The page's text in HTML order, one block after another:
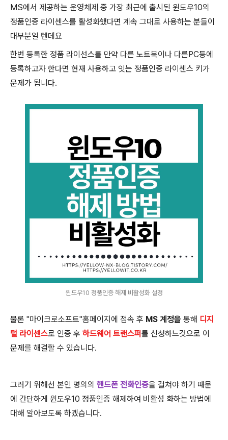
MS에서 제공하는 운영체제 중 가장 최근에 출시된 윈도우10의
정품인증 라이센스를 활성화했다면 계속 그대로 사용하는 분들이
대부분일 텐데요
한번 등록한 정품 라이선스를 만약 다른 노트북이나 다른PC등에
등록하고자 한다면 현재 사용하고 잇는 정품인증 라이센스 키가
문제가 됩니다.
윈도우10 정품인증 해제 비활성화 설정
물론 "마이크로소프트"홈페이지에 접속 후 MS 계정을 통해 디지
털 라이센스로 인증 후 하드웨어 트랜스퍼를 신청하느것으로 이
문제를 해결할 수 있습니다.
그러기 위해선 본인 명의의 핸드폰 전화인증을 걸쳐야 하기 때문
에 간단하게 윈도우10 정품인증 해제하여 비활성 화하는 방법에
대해 알아보도록 하겠습니다.